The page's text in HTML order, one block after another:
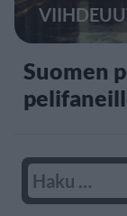
Suomen